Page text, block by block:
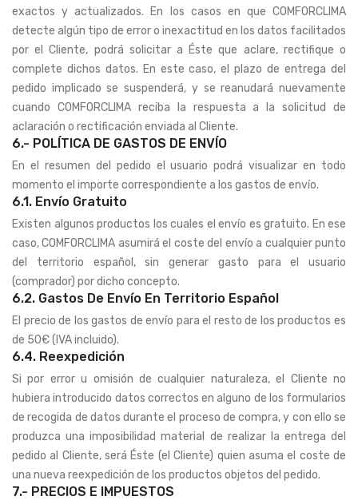
exactos y actualizados. En los casos en que COMFORCLIMA
detecte algún tipo de error o inexactitud en los datos facilitados
por el Cliente, podrá solicitar a Éste que aclare, rectifique o
complete dichos datos. En este caso, el plazo de entrega del
pedido implicado se suspenderá, y se reanudará nuevamente
cuando COMFORCLIMA reciba la respuesta a la solicitud de
aclaración o rectificación enviada al Cliente.
6.- POLÍTICA DE GASTOS DE ENVÍO
En el resumen del pedido el usuario podrá visualizar en todo
momento el importe correspondiente a los gastos de envío.
6.1. Envío Gratuito
Existen algunos productos los cuales el envío es gratuito. En ese
caso, COMFORCLIMA asumirá el coste del envío a cualquier punto
del territorio español, sin generar gasto para el usuario
(comprador) por dicho concepto.
6.2. Gastos De Envío En Territorio Español
El precio de los gastos de envío para el resto de los productos es
de 50€ (IVA incluido).
6.4. Reexpedición
Si por error u omisión de cualquier naturaleza, el Cliente no
hubiera introducido datos correctos en alguno de los formularios
de recogida de datos durante el proceso de compra, y con ello se
produzca una imposibilidad material de realizar la entrega del
pedido al Cliente, será Éste (el Cliente) quien asuma el coste de
una nueva reexpedición de los productos objetos del pedido.
7.- PRECIOS E IMPUESTOS